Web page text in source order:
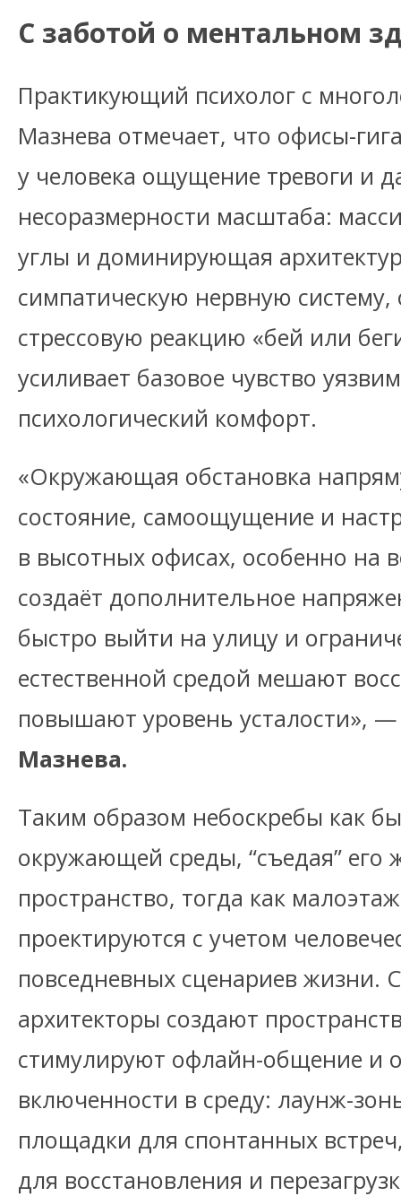
С заботой о ментальном
Практикующий психолог с
Мазнева отмечает, что офисы-
у человека ощущение тревоги и
несоразмерности масштаба:
углы и доминирующая
симпатическую нервную
стрессовую реакцию «бей или
усиливает базовое чувство
психологический комфорт.
«Окружающая обстановка
состояние, самоощущение и
в высотных офисах, особенно на
создаёт дополнительное
быстро выйти на улицу и
естественной средой мешают
повышают уровень усталости»,
Мазнева.
Таким образом небоскребы как
окружающей среды, “съедая” его
пространство, тогда как
проектируются с учетом
повседневных сценариев жизни.
архитекторы создают
стимулируют офлайн-общение и
включенности в среду: лаунж-
площадки для спонтанных
для восстановления и